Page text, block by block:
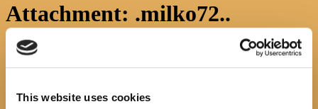
This website uses cookies
Attachment: .milko72..
Početna
Attachment: